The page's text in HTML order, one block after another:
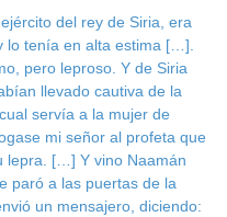
del rey de Siria, era
lo tenía en alta estima […].
pero leproso. Y de Siria
llevado cautiva de la
servía a la mujer de
mi señor al profeta que
lepra. […] Y vino Naamán
paró a las puertas de la
un mensajero, diciendo: